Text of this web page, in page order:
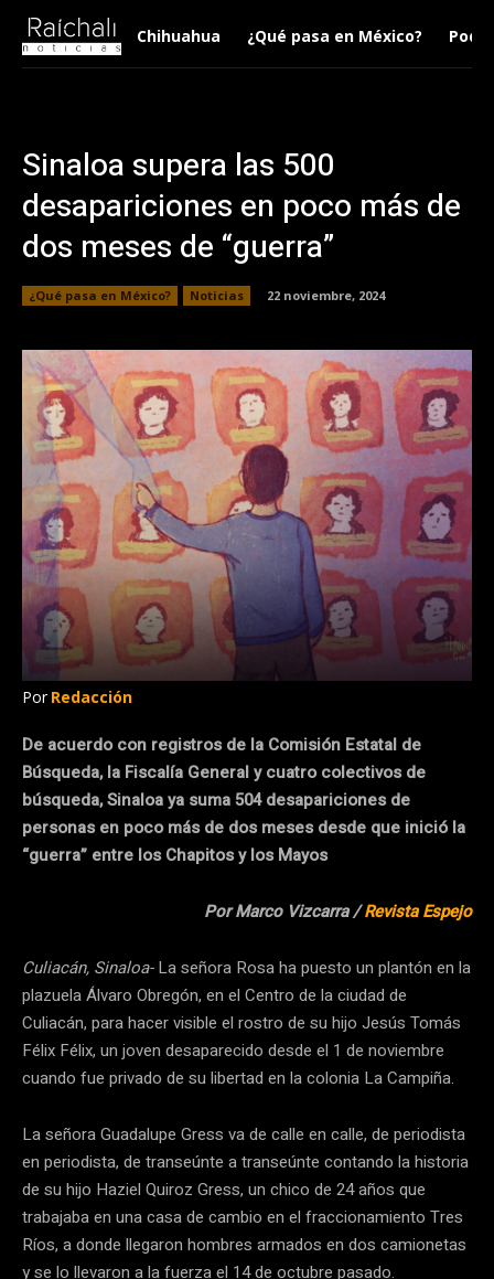
Chihuahua ¿Qué pasa en México?
Sinaloa supera las 500
desapariciones en poco más de
dos meses de “guerra”
¿Qué pasa en México? Noticias 22 noviembre, 2024
Por Redacción
De acuerdo con registros de la Comisión Estatal de
Búsqueda, la Fiscalía General y cuatro colectivos de
búsqueda, Sinaloa ya suma 504 desapariciones de
personas en poco más de dos meses desde que inició la
“guerra” entre los Chapitos y los Mayos
Por Marco Vizcarra /Revista Espejo
Culiacán, Sinaloa-La señora Rosa ha puesto un plantón en la
plazuela Álvaro Obregón, en el Centro de la ciudad de
Culiacán, para hacer visible el rostro de su hijo Jesús Tomás
Félix Félix, un joven desaparecido desde el 1 de noviembre
cuando fue privado de su libertad en la colonia La Campiña.
La señora Guadalupe Gress va de calle en calle, de periodista
en periodista, de transeúnte a transeúnte contando la historia
de su hijo Haziel Quiroz Gress, un chico de 24 años que
trabajaba en una casa de cambio en el fraccionamiento Tres
Ríos, a donde llegaron hombres armados en dos camionetas
y se lo llevaron a la fuerza el 14 de octubre pasado.